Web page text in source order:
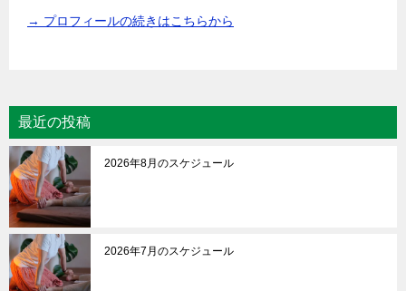
→ プロフィールの続きはこちらから
最近の投稿
2026年8月のスケジュール
2026年7月のスケジュール